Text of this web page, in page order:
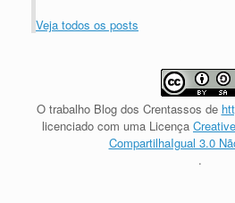
Veja todos os posts
O trabalho Blog dos Crentassos de
licenciado com uma Licença
CompartilhaIgual 3.0
.